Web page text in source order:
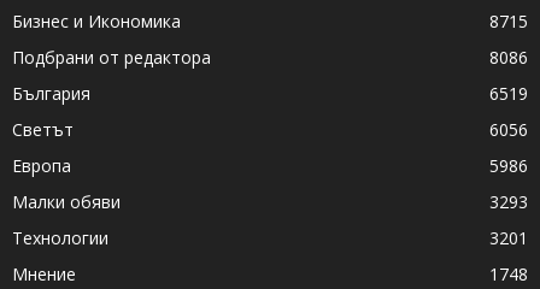
Бизнес и Икономика
8715
Подбрани от редактора
8086
България
6519
Светът
6056
Европа
5986
Малки обяви
3293
Технологии
3201
Мнение
1748